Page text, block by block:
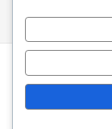
Inicio